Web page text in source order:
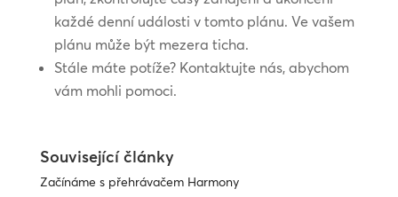
každé denní události v tomto plánu. Ve vašem
plánu může být mezera ticha.
Stále máte potíže? Kontaktujte nás, abychom
vám mohli pomoci.
Související články
Začínáme s přehrávačem Harmony